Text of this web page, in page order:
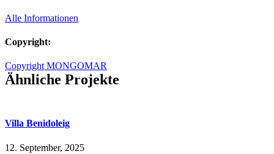
Alle Informationen
Copyright:
Copyright MONGOMAR
Ähnliche Projekte
Villa Benidoleig
12. September, 2025